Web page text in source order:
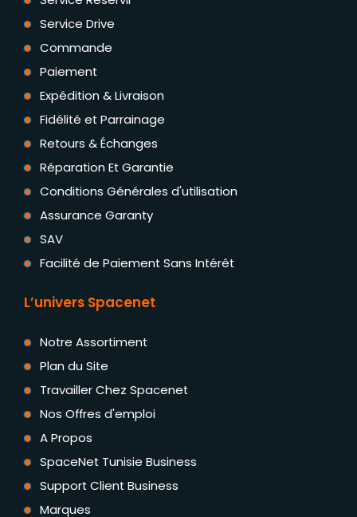
Service Drive
Commande
Paiement
Expédition & Livraison
Fidélité et Parrainage
Retours & Échanges
Réparation Et Garantie
Conditions Générales d'utilisation
Assurance Garanty
SAV
Facilité de Paiement Sans Intérêt
L’univers Spacenet
Notre Assortiment
Plan du Site
Travailler Chez Spacenet
Nos Offres d'emploi
A Propos
SpaceNet Tunisie Business
Support Client Business
Marques